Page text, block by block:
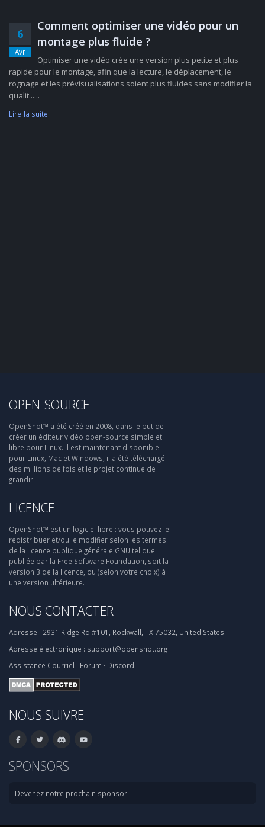
6
Avr
Comment optimiser une vidéo pour un
montage plus fluide ?
Optimiser une vidéo crée une version plus petite et plus
rapide pour le montage, afin que la lecture, le déplacement, le
rognage et les prévisualisations soient plus fluides sans modifier la
qualit......
Lire la suite
OPEN-SOURCE
OpenShot™ a été créé en 2008, dans le but de
créer un éditeur vidéo open-source simple et
libre pour Linux. Il est maintenant disponible
pour Linux, Mac et Windows, il a été téléchargé
des millions de fois et le projet continue de
grandir.
LICENCE
OpenShot™ est un logiciel libre : vous pouvez le
redistribuer et/ou le modifier selon les termes
de la licence publique générale GNU tel que
publiée par la Free Software Foundation, soit la
version 3 de la licence, ou (selon votre choix) à
une version ultérieure.
NOUS CONTACTER
Adresse : 2931 Ridge Rd #101, Rockwall, TX 75032, United States
Adresse électronique : support@openshot.org
Assistance Courriel · Forum · Discord
NOUS SUIVRE
SPONSORS
Devenez notre prochain sponsor.